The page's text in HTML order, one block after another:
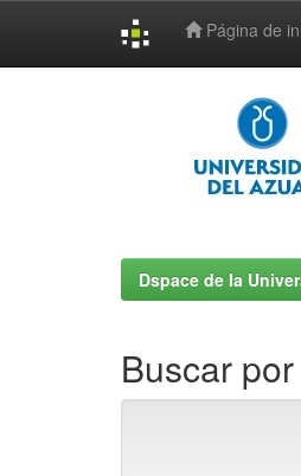
Página de
Dspace de la
Buscar